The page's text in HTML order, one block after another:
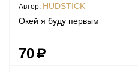
Автор: HUDSTICK
Окей я буду первым
70